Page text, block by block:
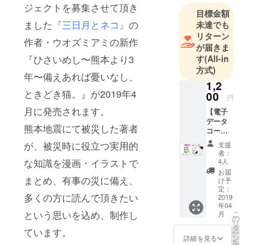
ジェクトを募集させて頂き
ました 『三日月とネコ』 の
作者・ウオズミアミの新作
『ひさいめし〜熊本より3
年〜備えあれば憂いなし、
ときどき猫。』が2019年4
月に発売されます。
熊本地震にて被災した著者
が、被災時に役立つ実用的
な知識を漫画・イラストで
まとめ、有事の災に備え、
多くの方に読んで頂きたい
という思いを込め、制作し
ています。
社です。
2018年2月に
は、
TSUTAYA限
定版コミッ
クスを発売
し、2018年
10月より全
国書店で発
売される
「トクマコ
ミックス
echoes」の
レーベルが
2019年4月よ
りエコーズ
目標金額
未達でも
リターン
が届きま
す(All-in
方式)
1,2
00 円
【電子
データ
コー
ス】 (1)
単行本1
巻(電子)
データ
(JPEG)
(2)著者
描き下
ろしお
礼イラ
スト
データ
支援
者：
4人
お届
け予
定：
2019
年04
月
詳細を見る
こ
の
リ
タ
ー
ン
を